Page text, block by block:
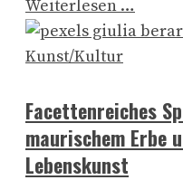
Weiterlesen …
Kunst/Kultur
Facettenreiches
maurischem Erbe
Lebenskunst